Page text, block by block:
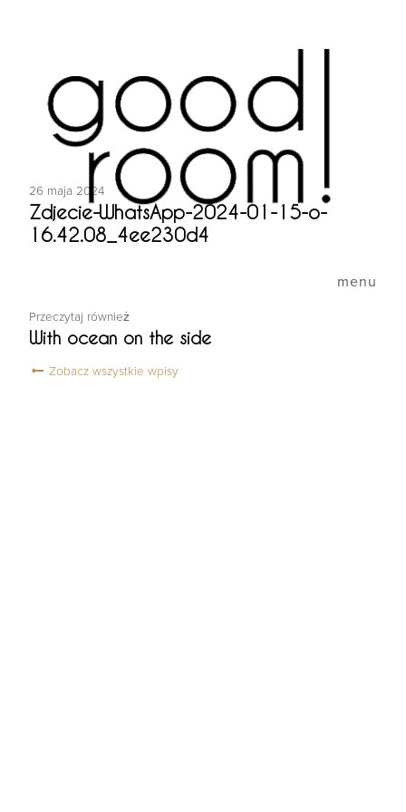
menu
26 maja 2024
Zdjecie-WhatsApp-2024-01-15-o-
16.42.08_4ee230d4
Przeczytaj również
With ocean on the side
Zobacz wszystkie wpisy